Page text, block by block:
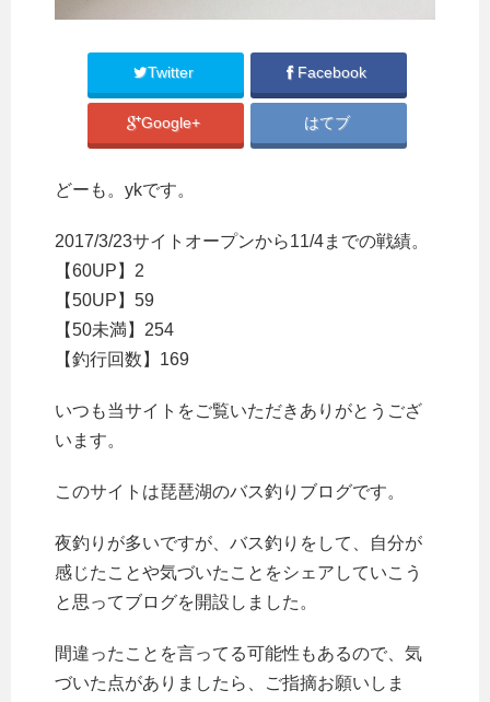
Twitter Facebook
Google+ はてブ
どーも。ykです。
2017/3/23サイトオープンから11/4までの戦績。
【60UP】2
【50UP】59
【50未満】254
【釣行回数】169
いつも当サイトをご覧いただきありがとうござ
います。
このサイトは琵琶湖のバス釣りブログです。
夜釣りが多いですが、バス釣りをして、自分が
感じたことや気づいたことをシェアしていこう
と思ってブログを開設しました。
間違ったことを言ってる可能性もあるので、気
づいた点がありましたら、ご指摘お願いしま